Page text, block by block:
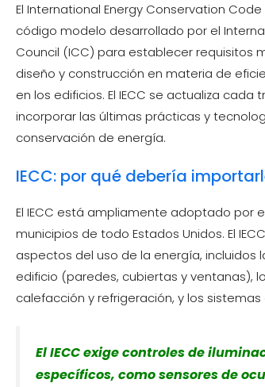
El International Energy Conservation Code
código modelo desarrollado por el
Council (ICC) para establecer requisitos
diseño y construcción en materia de
en los edificios. El IECC se actualiza cada
incorporar las últimas prácticas y
conservación de energía.
IECC: por qué debería
El IECC está ampliamente adoptado por
municipios de todo Estados Unidos. El
aspectos del uso de la energía, incluidos
edificio (paredes, cubiertas y ventanas),
calefacción y refrigeración, y los sistemas
El IECC exige controles de
específicos, como sensores de